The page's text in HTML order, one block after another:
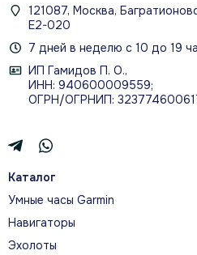
121087, Москва,
Е2-020
7 дней в неделю с 10 до 19
ИП Гамидов П. О.,
ИНН: 940600009559;
ОГРН/ОГРНИП:
Каталог
Умные часы Garmin
Навигаторы
Эхолоты